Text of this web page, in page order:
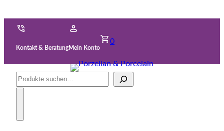
Kontakt & BeratungMein Konto
0
Suche